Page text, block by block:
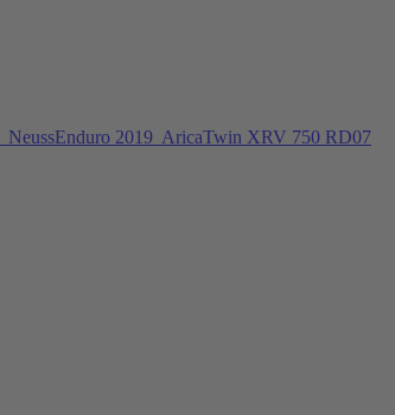
NeussEnduro 2019 AricaTwin XRV 750 RD07